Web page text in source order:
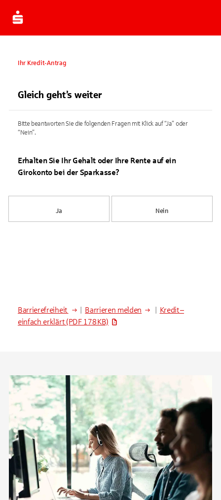
Ihr Kredit-Antrag
Gleich geht’s weiter
Bitte beantworten Sie die folgenden Fragen mit Klick auf “Ja” oder
“Nein”.
Erhalten Sie Ihr Gehalt oder Ihre Rente auf ein
Girokonto bei der Sparkasse?
Ja Nein
Barrierefreiheit Barrieren melden
Kredit –
einfach erklärt (PDF 178 KB)